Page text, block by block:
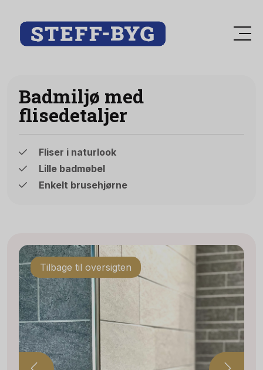
Tilbage til oversigten
Badmiljø med
flisedetaljer
Fliser i naturlook
Lille badmøbel
Enkelt brusehjørne